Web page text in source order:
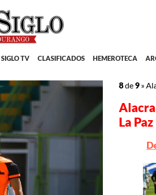
SIGLO TV CLASIFICADOS HEMEROTECA
8de 9 »
La Paz